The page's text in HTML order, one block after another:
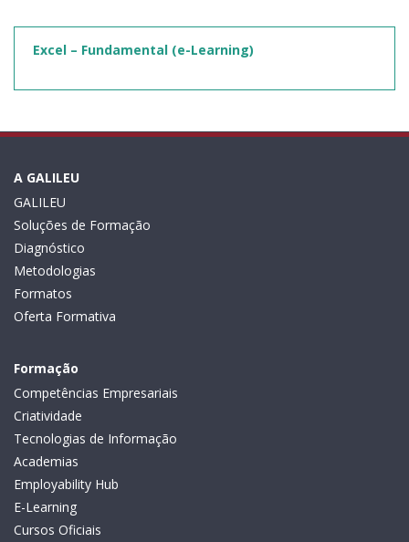
Excel – Fundamental (e-Learning)
A GALILEU
GALILEU
Soluções de Formação
Diagnóstico
Metodologias
Formatos
Oferta Formativa
Formação
Competências Empresariais
Criatividade
Tecnologias de Informação
Academias
Employability Hub
E-Learning
Cursos Oficiais